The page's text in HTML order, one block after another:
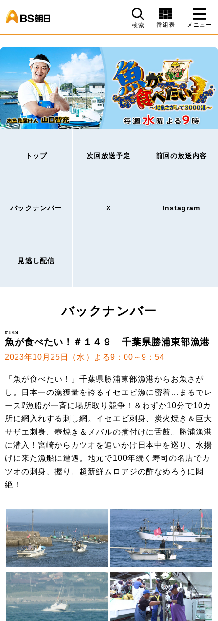
検索 番組表 メニュー
トップ 次回放送予定 前回の放送内容
バックナンバー X Instagram
見逃し配信
バックナンバー
#149
魚が食べたい！＃１４９ 千葉県勝浦東部漁港
2023年10月25日（水）よる9：00～9：54
「魚が食べたい！」千葉県勝浦東部漁港からお魚さが
し。日本一の漁獲量を誇るイセエビ漁に密着…まるでレ
ース⁉漁船が一斉に場所取り競争！＆わずか10分で10カ
所に網入れする刺し網。イセエビ刺身、炭火焼き＆巨大
サザエ刺身、壺焼き＆メバルの煮付けに舌鼓。勝浦漁港
に潜入！宮崎からカツオを追いかけ日本中を巡り、水揚
げに来た漁船に遭遇。地元で100年続く寿司の名店でカ
ツオの刺身、握り、超新鮮ムロアジの酢なめろうに悶
絶！